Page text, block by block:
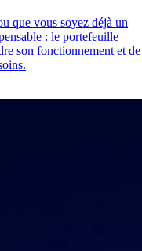
que vous soyez déjà un
: le portefeuille
son fonctionnement et de